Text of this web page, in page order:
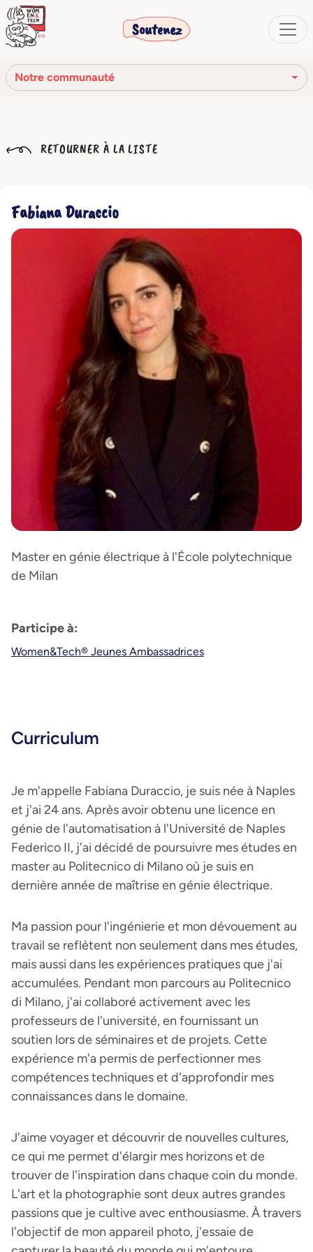
Soutenez
Notre communauté
Notre histoire
Notre communauté
Les organes sociaux
Code Éthique
RETOURNER À LA LISTE
Fabiana Duraccio
Master en génie électrique à l'École polytechnique
de Milan
Participe à:
Women&Tech® Jeunes Ambassadrices
Curriculum
Je m'appelle Fabiana Duraccio, je suis née à Naples
et j'ai 24 ans. Après avoir obtenu une licence en
génie de l'automatisation à l'Université de Naples
Federico II, j'ai décidé de poursuivre mes études en
master au Politecnico di Milano où je suis en
dernière année de maîtrise en génie électrique.
Ma passion pour l'ingénierie et mon dévouement au
travail se reflètent non seulement dans mes études,
mais aussi dans les expériences pratiques que j'ai
accumulées. Pendant mon parcours au Politecnico
di Milano, j'ai collaboré activement avec les
professeurs de l'université, en fournissant un
soutien lors de séminaires et de projets. Cette
expérience m'a permis de perfectionner mes
compétences techniques et d'approfondir mes
connaissances dans le domaine.
J'aime voyager et découvrir de nouvelles cultures,
ce qui me permet d'élargir mes horizons et de
trouver de l'inspiration dans chaque coin du monde.
L'art et la photographie sont deux autres grandes
passions que je cultive avec enthousiasme. À travers
l'objectif de mon appareil photo, j'essaie de